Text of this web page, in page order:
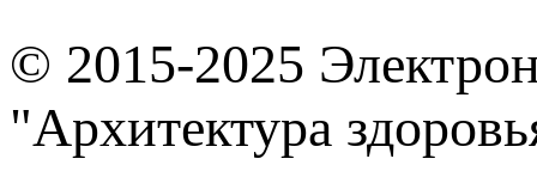
© 2015-2025
"Архитектура